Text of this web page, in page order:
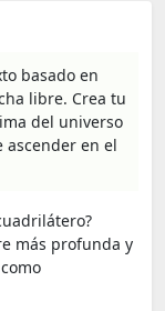
basado en
libre. Crea tu
del universo
ascender en el
más profunda y